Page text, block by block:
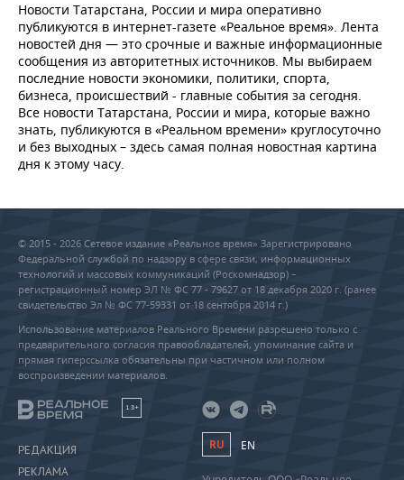
Новости Татарстана, России и мира оперативно
публикуются в интернет-газете «Реальное время». Лента
новостей дня — это срочные и важные информационные
сообщения из авторитетных источников. Мы выбираем
последние новости экономики, политики, спорта,
бизнеса, происшествий - главные события за сегодня.
Все новости Татарстана, России и мира, которые важно
знать, публикуются в «Реальном времени» круглосуточно
и без выходных – здесь самая полная новостная картина
дня к этому часу.
© 2015 - 2026 Сетевое издание «Реальное время» Зарегистрировано
Федеральной службой по надзору в сфере связи, информационных
технологий и массовых коммуникаций (Роскомнадзор) –
регистрационный номер ЭЛ № ФС 77 - 79627 от 18 декабря 2020 г. (ранее
свидетельство Эл № ФС 77-59331 от 18 сентября 2014 г.)
Использование материалов Реального Времени разрешено только с
предварительного согласия правообладателей, упоминание сайта и
прямая гиперссылка обязательны при частичном или полном
воспроизведении материалов.
18+
РЕДАКЦИЯ
РЕКЛАМА
RU EN